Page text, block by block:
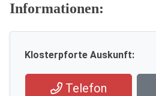
Informationen:
Klosterpforte Auskunft:
Telefon